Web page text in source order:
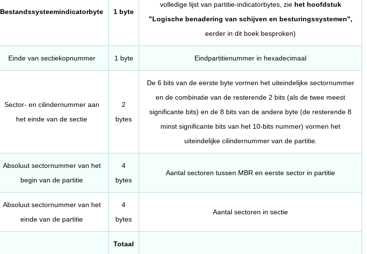
Bestandssysteemindicatorbyte 1 byte
volledige lijst van partitie-indicatorbytes, zie het hoofdstuk
"Logische benadering van schijven en besturingssystemen",
eerder in dit boek besproken)
Einde van sectiekopnummer 1 byte Eindpartitienummer in hexadecimaal
Sector- en cilindernummer aan
het einde van de sectie
2
bytes
De 6 bits van de eerste byte vormen het uiteindelijke sectornummer
en de combinatie van de resterende 2 bits (als de twee meest
significante bits) en de 8 bits van de andere byte (de resterende 8
minst significante bits van het 10-bits nummer) vormen het
uiteindelijke cilindernummer van de partitie.
Absoluut sectornummer van het
begin van de partitie
4
bytes
Aantal sectoren tussen MBR en eerste sector in partitie
Absoluut sectornummer van het
einde van de partitie
4
bytes
Aantal sectoren in sectie
Totaal